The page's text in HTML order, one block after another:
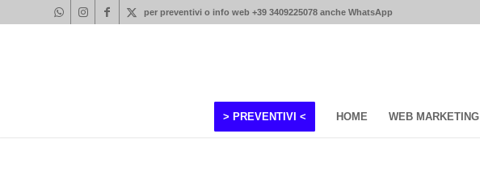
per preventivi o info web +39 3409225078 anche WhatsApp
> PREVENTIVI < HOME WEB MARKETING